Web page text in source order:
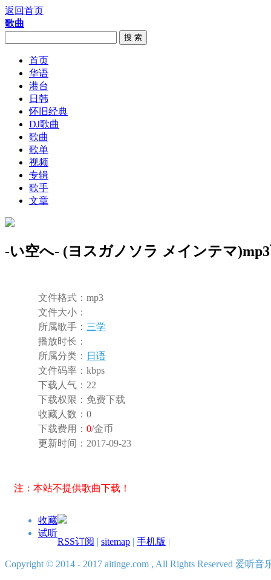
返回首页
歌曲
搜 索
首页
华语
港台
日韩
怀旧经典
DJ歌曲
歌曲
歌单
视频
专辑
歌手
文章
-い空へ- (ヨスガノソラ メインテマ
文件格式： mp3
文件大小：
所属歌手： 三学
播放时长：
所属分类： 日语
文件码率： kbps
下载人气： 22
下载权限： 免费下载
收藏人数： 0
下载费用： 0/金币
更新时间： 2017-09-23
注：本站不提供歌曲下载！
收藏
试听
RSS订阅 | sitemap | 手机版 |
Copyright © 2014 - 2017 aitinge.com , All Rights Reserved 爱听音